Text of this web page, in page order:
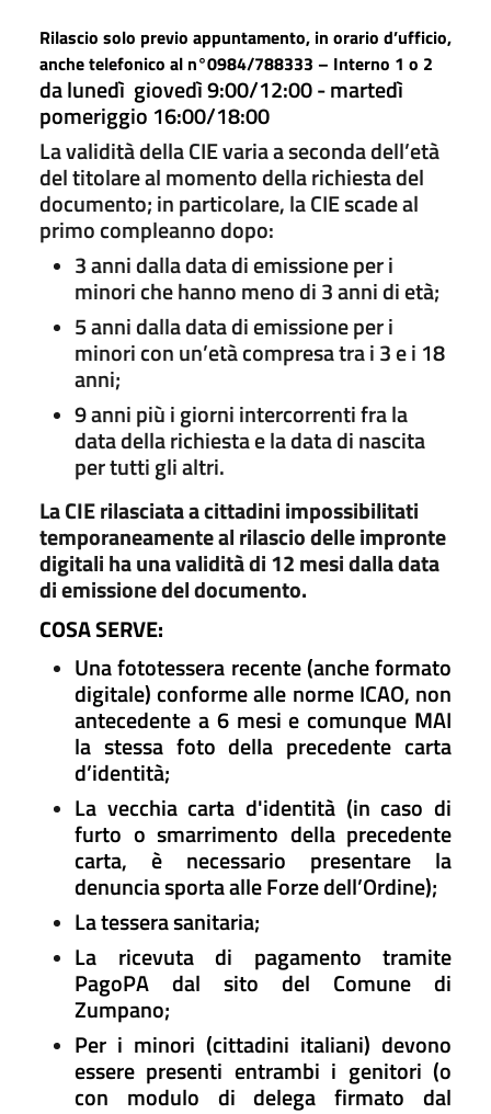
Rilascio solo previo appuntamento, in orario d’ufficio,
anche telefonico al n°0984/788333 – Interno 1 o 2
da lunedì giovedì 9:00/12:00 - martedì
pomeriggio 16:00/18:00
La validità della CIE varia a seconda dell’età
del titolare al momento della richiesta del
documento; in particolare, la CIE scade al
primo compleanno dopo:
3 anni dalla data di emissione per i
minori che hanno meno di 3 anni di età;
5 anni dalla data di emissione per i
minori con un’età compresa tra i 3 e i 18
anni;
9 anni più i giorni intercorrenti fra la
data della richiesta e la data di nascita
per tutti gli altri.
La CIE rilasciata a cittadini impossibilitati
temporaneamente al rilascio delle impronte
digitali ha una validità di 12 mesi dalla data
di emissione del documento.
COSA SERVE:
Una fototessera recente (anche formato
digitale) conforme alle norme ICAO, non
antecedente a 6 mesi e comunque MAI
la stessa foto della precedente carta
d’identità;
La vecchia carta d'identità (in caso di
furto o smarrimento della precedente
carta, è necessario presentare la
denuncia sporta alle Forze dell’Ordine);
La tessera sanitaria;
La ricevuta di pagamento tramite
PagoPA dal sito del Comune di
Zumpano;
Per i minori (cittadini italiani) devono
essere presenti entrambi i genitori (o
con modulo di delega firmato dal